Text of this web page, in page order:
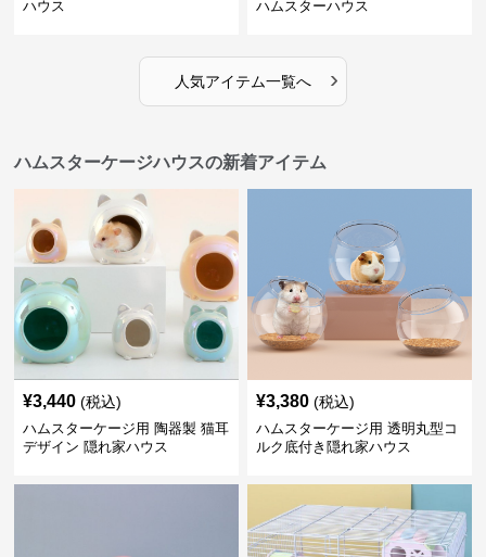
ハウス
ハムスターハウス
人気アイテム一覧へ ›
ハムスターケージハウスの新着アイテム
¥3,440 (税込)
ハムスターケージ用 陶器製 猫耳
デザイン 隠れ家ハウス
¥3,380 (税込)
ハムスターケージ用 透明丸型コ
ルク底付き隠れ家ハウス